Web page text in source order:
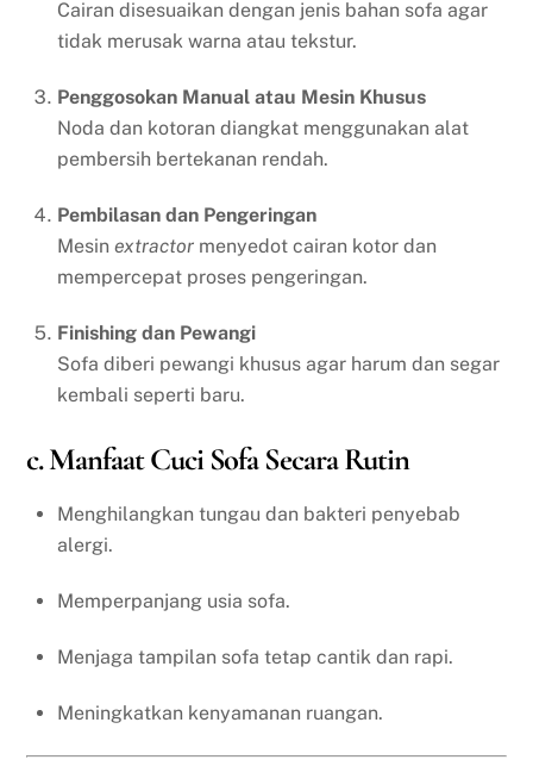
Cairan disesuaikan dengan jenis bahan sofa agar
tidak merusak warna atau tekstur.
Penggosokan Manual atau Mesin Khusus
Noda dan kotoran diangkat menggunakan alat
pembersih bertekanan rendah.
Pembilasan dan Pengeringan
Mesin extractor menyedot cairan kotor dan
mempercepat proses pengeringan.
Finishing dan Pewangi
Sofa diberi pewangi khusus agar harum dan segar
kembali seperti baru.
c. Manfaat Cuci Sofa Secara Rutin
Menghilangkan tungau dan bakteri penyebab
alergi.
Memperpanjang usia sofa.
Menjaga tampilan sofa tetap cantik dan rapi.
Meningkatkan kenyamanan ruangan.